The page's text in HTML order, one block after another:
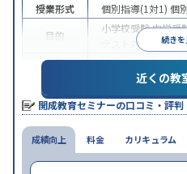
続きを
授業形式
個別指導(1対1) 個
目的
小学校受験中学受
テスト対策
学習習
特徴
授業の振替可能1
小学校高学年
近くの教
開成教育セミナーの口コミ・評判
成績向上 料金 カリキュラム